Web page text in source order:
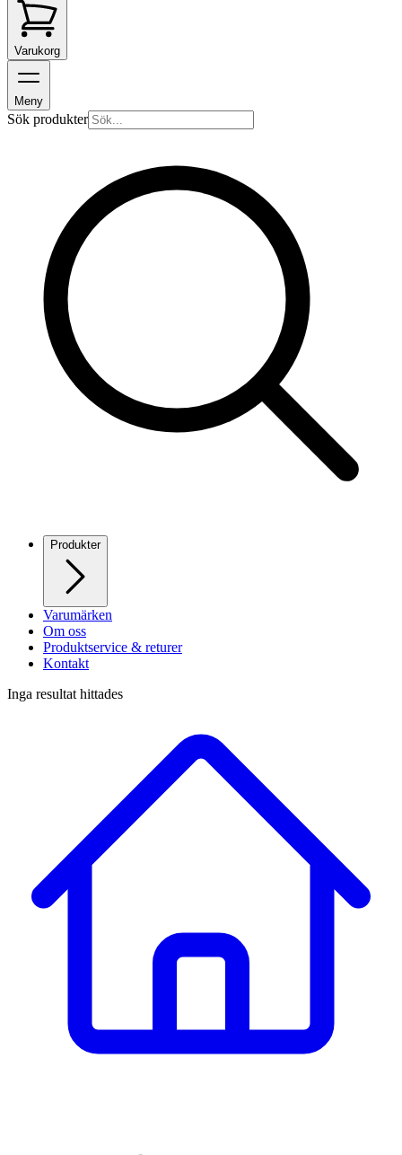
Varukorg
Meny
Sök produkter
Produkter
Varumärken
Om oss
Produktservice & returer
Kontakt
Inga resultat hittades